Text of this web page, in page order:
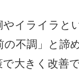
イライラと
不調」と諦
大きく改善